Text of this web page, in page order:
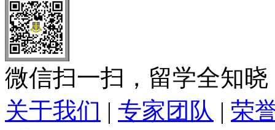
微信扫一扫，留学全知晓
关于我们 | 专家团队 | 荣